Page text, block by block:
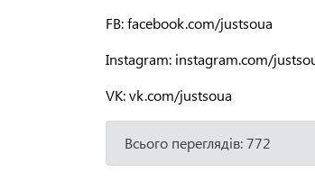
FB: facebook.com/justsoua
Instagram: instagram.com/
VK: vk.com/justsoua
Всього переглядів: 772